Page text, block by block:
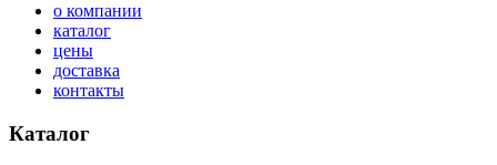
о компании
каталог
цены
доставка
контакты
Каталог